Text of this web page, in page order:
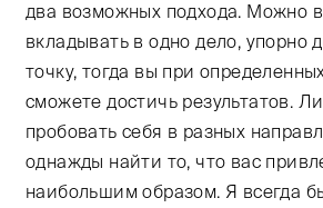
два возможных подхода. Можно
вкладывать в одно дело, упорно
точку, тогда вы при
сможете достичь результатов.
пробовать себя в разных
однажды найти то, что вас
наибольшим образом. Я всегда